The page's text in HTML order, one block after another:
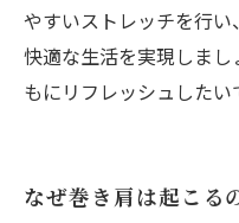
やすいストレッチを行い
快適な生活を実現しま
もにリフレッシュしたい
なぜ巻き肩は起こる